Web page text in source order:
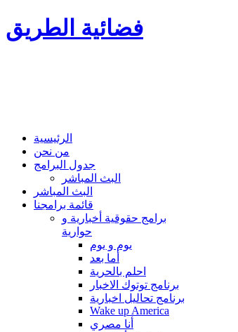
فضائية الطريق
الرئيسية
من نحن
جدول البرامج
البث المباشر
البث المباشر
قائمة برامجنا
برامج حقوقية أخبارية و
حوارية
يوم و يوم
أما بعد
احلم بالحرية
برنامج توتوك الاخبار
برنامج تحاليل اخبارية
Wake up America
أنا مصري